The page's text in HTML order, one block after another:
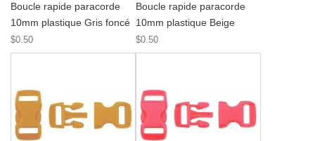
Boucle rapide paracorde
10mm plastique Gris foncé
$0.50
Boucle rapide paracorde
10mm plastique Beige
$0.50